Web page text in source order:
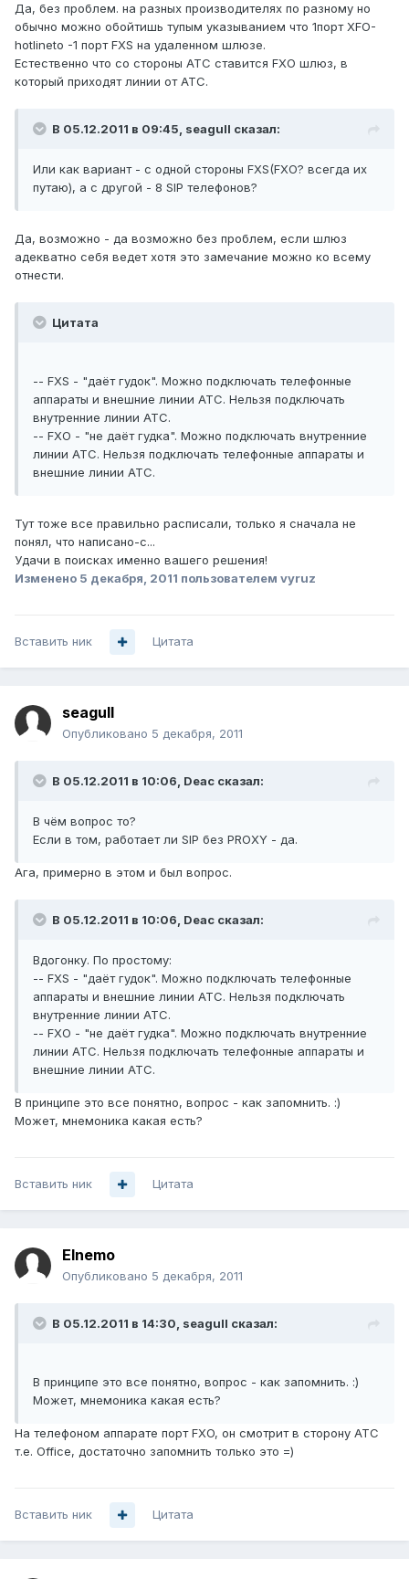
Да, без проблем. на разных производителях по разному но
обычно можно обойтишь тупым указыванием что 1порт XFO-
hotlineto -1 порт FXS на удаленном шлюзе.
Естественно что со стороны АТС ставится FXO шлюз, в
который приходят линии от АТС.
В 05.12.2011 в 09:45, seagull сказал:
Или как вариант - с одной стороны FXS(FXO? всегда их
путаю), а с другой - 8 SIP телефонов?
Да, возможно - да возможно без проблем, если шлюз
адекватно себя ведет хотя это замечание можно ко всему
отнести.
Цитата
-- FXS - "даёт гудок". Можно подключать телефонные
аппараты и внешние линии АТС. Нельзя подключать
внутренние линии АТС.
-- FXO - "не даёт гудка". Можно подключать внутренние
линии АТС. Нельзя подключать телефонные аппараты и
внешние линии АТС.
Тут тоже все правильно расписали, только я сначала не
понял, что написано-с...
Удачи в поисках именно вашего решения!
Изменено 5 декабря, 2011 пользователем vyruz
Вставить ник Цитата
seagull
Опубликовано 5 декабря, 2011
В 05.12.2011 в 10:06, Deac сказал:
В чём вопрос то?
Если в том, работает ли SIP без PROXY - да.
Ага, примерно в этом и был вопрос.
В 05.12.2011 в 10:06, Deac сказал:
Вдогонку. По простому:
-- FXS - "даёт гудок". Можно подключать телефонные
аппараты и внешние линии АТС. Нельзя подключать
внутренние линии АТС.
-- FXO - "не даёт гудка". Можно подключать внутренние
линии АТС. Нельзя подключать телефонные аппараты и
внешние линии АТС.
В принципе это все понятно, вопрос - как запомнить. :)
Может, мнемоника какая есть?
Вставить ник Цитата
Elnemo
Опубликовано 5 декабря, 2011
В 05.12.2011 в 14:30, seagull сказал:
В принципе это все понятно, вопрос - как запомнить. :)
Может, мнемоника какая есть?
На телефоном аппарате порт FXO, он смотрит в сторону АТС
т.е. Office, достаточно запомнить только это =)
Вставить ник Цитата